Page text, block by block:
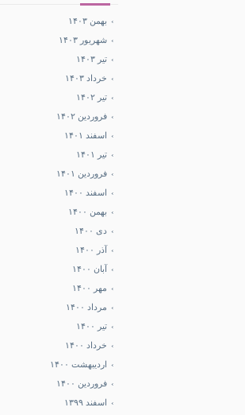
بهمن ۱۴۰۳
شهریور ۱۴۰۳
تیر ۱۴۰۳
خرداد ۱۴۰۳
تیر ۱۴۰۲
فروردین ۱۴۰۲
اسفند ۱۴۰۱
تیر ۱۴۰۱
فروردین ۱۴۰۱
اسفند ۱۴۰۰
بهمن ۱۴۰۰
دی ۱۴۰۰
آذر ۱۴۰۰
آبان ۱۴۰۰
مهر ۱۴۰۰
مرداد ۱۴۰۰
تیر ۱۴۰۰
خرداد ۱۴۰۰
اردیبهشت ۱۴۰۰
فروردین ۱۴۰۰
اسفند ۱۳۹۹